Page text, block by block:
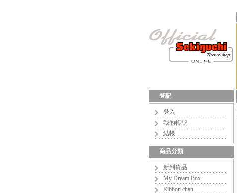
登記
登入
我的帳號
結帳
商品分類
新到貨品
My Dream Box
Ribbon chan